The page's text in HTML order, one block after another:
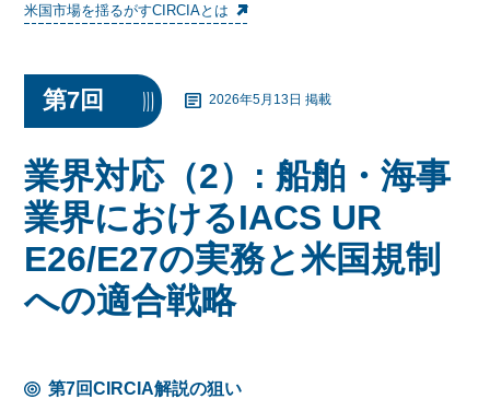
米国市場を揺るがすCIRCIAとは
業界対応（2）: 船舶・海事
業界におけるIACS UR
E26/E27の実務と米国規制
への適合戦略
第7回 2026年5月13日 掲載
第7回CIRCIA解説の狙い